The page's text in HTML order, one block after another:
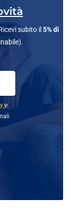
subito il 5% di
e